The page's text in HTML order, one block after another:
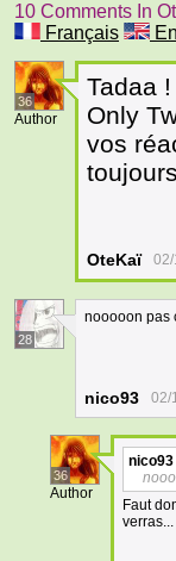
10 Comments In
Français
36
Author
Tadaa
Only
vos
OteKaï
28
nooooon pas
nico93 02/
36
Author
nico93
Faut
verras...